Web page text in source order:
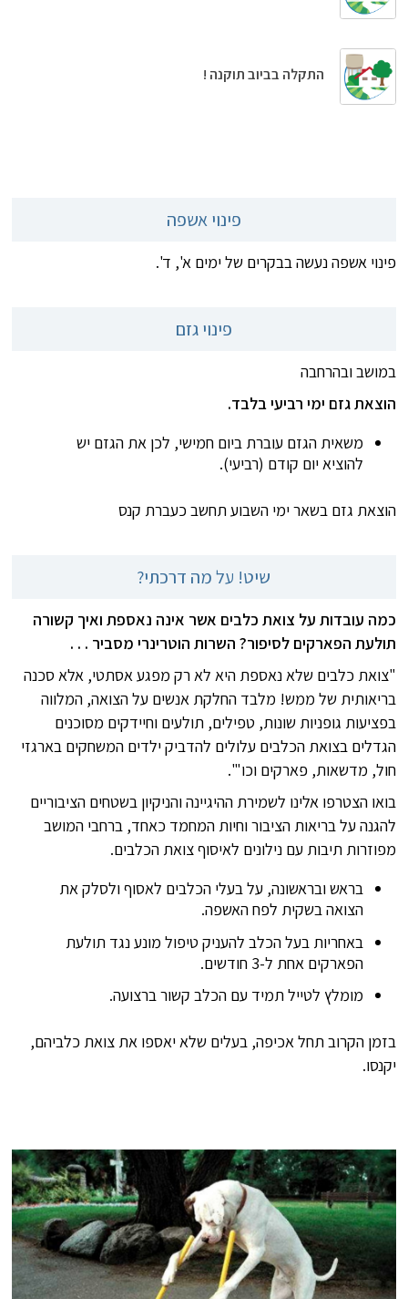
התקלה בביוב תוקנה !
פינוי אשפה
פינוי אשפה נעשה בבקרים של ימים א', ד'.
פינוי גזם
במושב ובהרחבה
הוצאת גזם ימי רביעי בלבד.
משאית הגזם עוברת ביום חמישי, לכן את הגזם יש
להוציא יום קודם (רביעי).
הוצאת גזם בשאר ימי השבוע תחשב כעברת קנס
שיט! על מה דרכתי?
כמה עובדות על צואת כלבים אשר אינה נאספת ואיך קשורה
תולעת הפארקים לסיפור? השרות הוטרינרי מסביר . . .
"צואת כלבים שלא נאספת היא לא רק מפגע אסתטי, אלא סכנה
בריאותית של ממש! מלבד החלקת אנשים על הצואה, המלווה
בפציעות גופניות שונות, טפילים, תולעים וחיידקים מסוכנים
הגדלים בצואת הכלבים עלולים להדביק ילדים המשחקים בארגזי
חול, מדשאות, פארקים וכו'".
בואו הצטרפו אלינו לשמירת ההיגיינה והניקיון בשטחים הציבוריים
להגנה על בריאות הציבור וחיות המחמד כאחד, ברחבי המושב
מפוזרות תיבות עם נילונים לאיסוף צואת הכלבים.
בראש ובראשונה, על בעלי הכלבים לאסוף ולסלק את
הצואה בשקית לפח האשפה.
באחריות בעל הכלב להעניק טיפול מונע נגד תולעת
הפארקים אחת ל-3 חודשים.
מומלץ לטייל תמיד עם הכלב קשור ברצועה.
בזמן הקרוב תחל אכיפה, בעלים שלא יאספו את צואת כלביהם,
יקנסו.